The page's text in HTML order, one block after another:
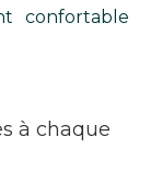
confortable
à chaque